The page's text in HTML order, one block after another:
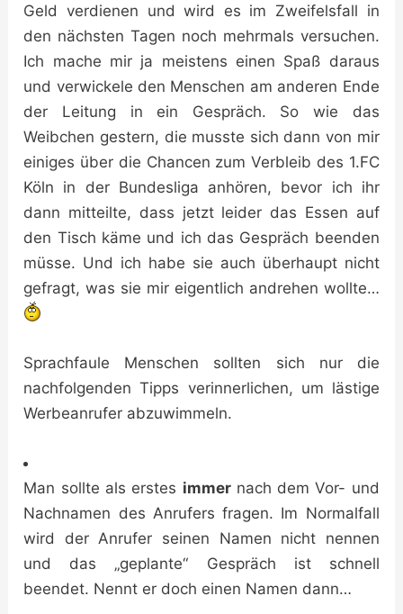
Geld verdienen und wird es im Zweifelsfall in
den nächsten Tagen noch mehrmals versuchen.
Ich mache mir ja meistens einen Spaß daraus
und verwickele den Menschen am anderen Ende
der Leitung in ein Gespräch. So wie das
Weibchen gestern, die musste sich dann von mir
einiges über die Chancen zum Verbleib des 1.FC
Köln in der Bundesliga anhören, bevor ich ihr
dann mitteilte, dass jetzt leider das Essen auf
den Tisch käme und ich das Gespräch beenden
müsse. Und ich habe sie auch überhaupt nicht
gefragt, was sie mir eigentlich andrehen wollte…
Sprachfaule Menschen sollten sich nur die
nachfolgenden Tipps verinnerlichen, um lästige
Werbeanrufer abzuwimmeln.
Man sollte als erstes immernach dem Vor- und
Nachnamen des Anrufers fragen. Im Normalfall
wird der Anrufer seinen Namen nicht nennen
und das „geplante“ Gespräch ist schnell
beendet. Nennt er doch einen Namen dann…